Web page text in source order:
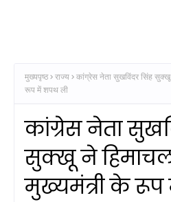
मुख्यपृष्ठ राज्य कांग्रेस नेता सुखविंदर सिंह
रूप में शपथ ली
कांग्रेस नेता
सुक्खू ने
मुख्यमंत्री के